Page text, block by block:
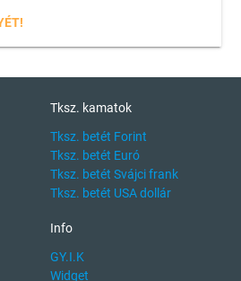
Tksz. kamatok
Tksz. betét Forint
Tksz. betét Euró
Tksz. betét Svájci frank
Tksz. betét USA dollár
Info
GY.I.K
Widget